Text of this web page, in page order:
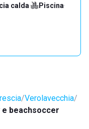
calda· Piscina·
Verolavecchia
e beachsoccer